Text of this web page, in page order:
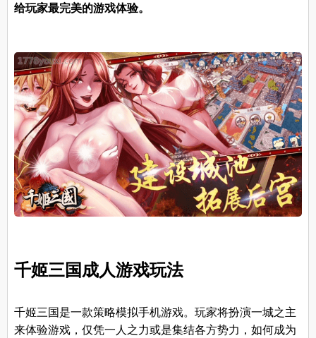
给玩家最完美的游戏体验。
千姬三国成人游戏玩法
千姬三国是一款策略模拟手机游戏。玩家将扮演一城之主
来体验游戏，仅凭一人之力或是集结各方势力，如何成为